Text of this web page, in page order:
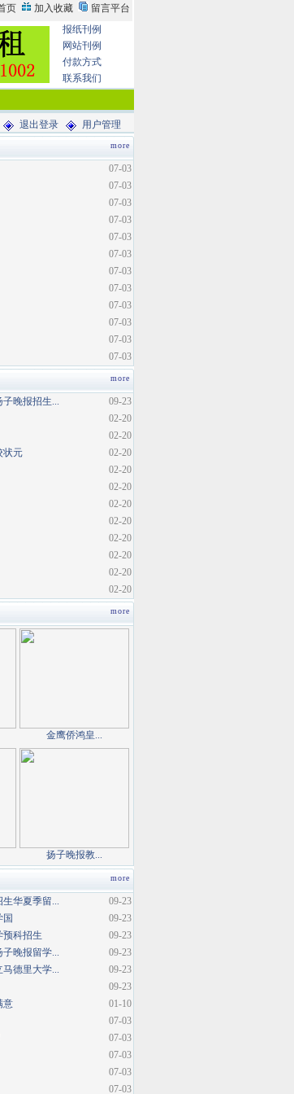
报纸刊例
网站刊例
付款方式
联系我们
退出登录 用户管理
more
07-03
07-03
07-03
07-03
07-03
07-03
07-03
07-03
07-03
07-03
07-03
07-03
more
09-23
晚报招生...
02-20
02-20
02-20
状元
02-20
02-20
02-20
02-20
02-20
02-20
02-20
02-20
more
金鹰侨鸿皇...
扬子晚报教...
more
09-23
华夏季留...
09-23
国
09-23
预科招生
09-23
晚报留学...
09-23
德里大学...
09-23
01-10
意
07-03
07-03
07-03
07-03
07-03